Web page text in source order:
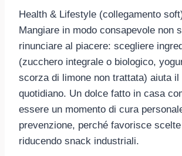
Health & Lifestyle (collegamento
Mangiare in modo consapevole non
rinunciare al piacere: scegliere
(zucchero integrale o biologico,
scorza di limone non trattata) aiuta il
quotidiano. Un dolce fatto in casa
essere un momento di cura
prevenzione, perché favorisce
riducendo snack industriali.